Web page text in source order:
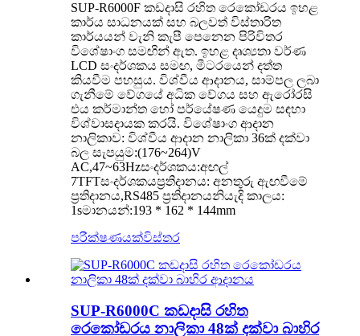
SUP-R6000F කඩදාසි රහිත රෙකෝඩරය ඉහළ
කාර්ය සාධනයක් සහ බලවත් විස්තාරිත
කාර්යයන් වැනි කැපී පෙනෙන පිරිවිතර
විශේෂාංග සමඟින් ඇත. ඉහළ දෘශ්‍යතා වර්ණ
LCD සංදර්ශකය සමඟ, මීටරයෙන් දත්ත
කියවීම පහසුය. විශ්වීය ආදානය, සාම්පල ලබා
ගැනීමේ වේගයේ අධික වේගය සහ ඇරෝරසි
එය කර්මාන්ත හෝ පර්යේෂණ යෙදුම සඳහා
විශ්වාසදායක කරයි. විශේෂාංග ආදාන
නාලිකාව: විශ්වීය ආදාන නාලිකා 36ක් දක්වා
බල සැපයුම:(176~264)V
AC,47~63Hzසංදර්ශකය:අඟල්
7TFTසංදර්ශකයප්‍රතිදානය: අනතුරු ඇඟවීමේ
ප්‍රතිදානය,RS485 ප්‍රතිදානයනියැදි කාලය:
1sමානයන්:193 * 162 * 144mm
පරීක්ෂණයක්විස්තර
SUP-R6000C කඩදාසි රහිත
රෙකෝඩරය නාලිකා 48ක් දක්වා බාහිර